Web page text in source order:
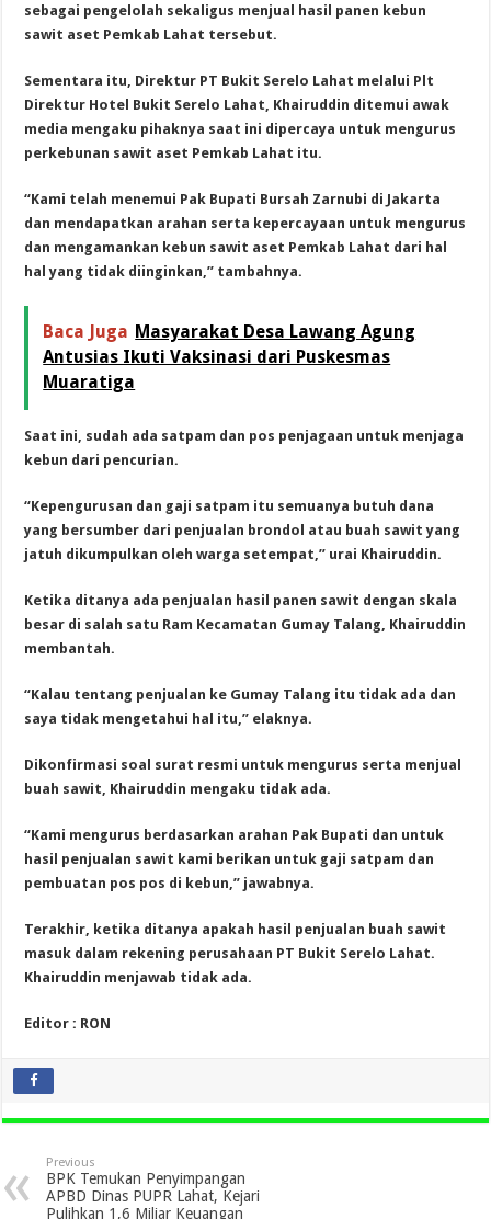
sebagai pengelolah sekaligus menjual hasil panen kebun
sawit aset Pemkab Lahat tersebut.
Sementara itu, Direktur PT Bukit Serelo Lahat melalui Plt
Direktur Hotel Bukit Serelo Lahat, Khairuddin ditemui awak
media mengaku pihaknya saat ini dipercaya untuk mengurus
perkebunan sawit aset Pemkab Lahat itu.
“Kami telah menemui Pak Bupati Bursah Zarnubi di Jakarta
dan mendapatkan arahan serta kepercayaan untuk mengurus
dan mengamankan kebun sawit aset Pemkab Lahat dari hal
hal yang tidak diinginkan,” tambahnya.
Baca Juga Masyarakat Desa Lawang Agung
Antusias Ikuti Vaksinasi dari Puskesmas
Muaratiga
Saat ini, sudah ada satpam dan pos penjagaan untuk menjaga
kebun dari pencurian.
“Kepengurusan dan gaji satpam itu semuanya butuh dana
yang bersumber dari penjualan brondol atau buah sawit yang
jatuh dikumpulkan oleh warga setempat,” urai Khairuddin.
Ketika ditanya ada penjualan hasil panen sawit dengan skala
besar di salah satu Ram Kecamatan Gumay Talang, Khairuddin
membantah.
“Kalau tentang penjualan ke Gumay Talang itu tidak ada dan
saya tidak mengetahui hal itu,” elaknya.
Dikonfirmasi soal surat resmi untuk mengurus serta menjual
buah sawit, Khairuddin mengaku tidak ada.
“Kami mengurus berdasarkan arahan Pak Bupati dan untuk
hasil penjualan sawit kami berikan untuk gaji satpam dan
pembuatan pos pos di kebun,” jawabnya.
Terakhir, ketika ditanya apakah hasil penjualan buah sawit
masuk dalam rekening perusahaan PT Bukit Serelo Lahat.
Khairuddin menjawab tidak ada.
Editor : RON
Previous
BPK Temukan Penyimpangan
APBD Dinas PUPR Lahat, Kejari
Pulihkan 1,6 Miliar Keuangan